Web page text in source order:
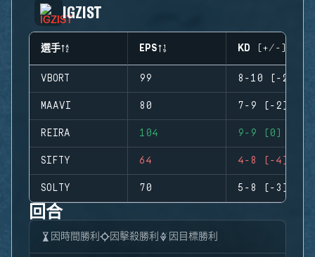
IGZIST
選手 EPS KD (+/-)
VBORT 99 8-10 (-2)
MAAVI 80 7-9 (-2)
REIRA 104 9-9 (0)
SIFTY 64 4-8 (-4)
SOLTY 70 5-8 (-3)
回合
因時間勝利 因擊殺勝利 因目標勝利